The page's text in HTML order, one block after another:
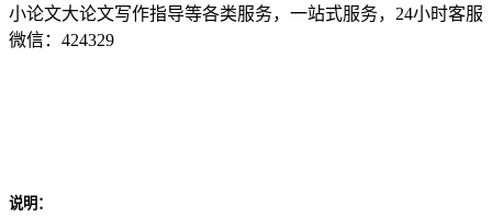
小论文大论文写作指导等各类服务，一站式服务，24小时客服
微信：424329
说明：